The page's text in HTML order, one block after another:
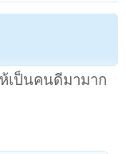
เป็นคนดีมามาก